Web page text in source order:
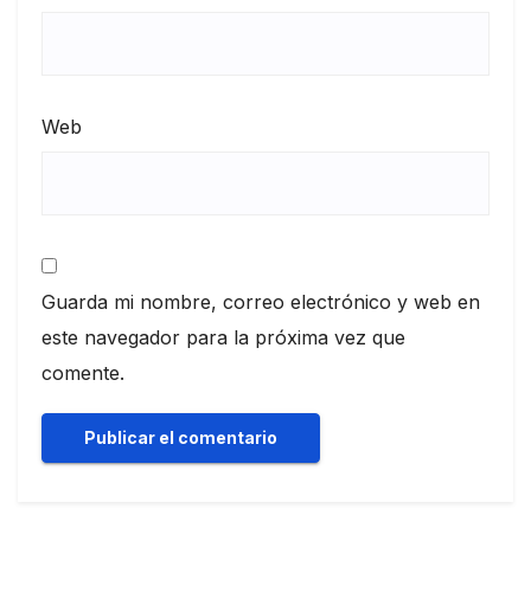
Web
Guarda mi nombre, correo electrónico y web en
este navegador para la próxima vez que
comente.